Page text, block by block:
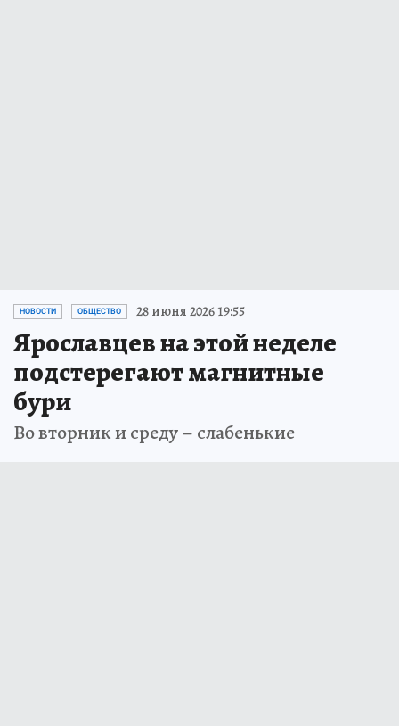
НОВОСТИ ОБЩЕСТВО 28 июня 2026 19:55
Ярославцев на этой неделе
подстерегают магнитные
бури
Во вторник и среду – слабенькие